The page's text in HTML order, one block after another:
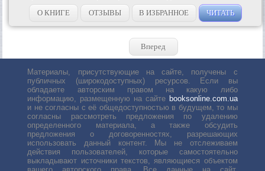
О КНИГЕ
ОТЗЫВЫ В ИЗБРАННОЕ ЧИТАТЬ
Вперед
Материалы, присутствующие на сайте, получены с
публичных (широкодоступных) ресурсов. Если вы
обладаете авторским правом на какую либо
информацию, размещенную на сайте booksonline.com.ua
и не согласны с её общедоступностью в будущем, то мы
согласны рассмотреть предложения по удалению
определенного материала, а также обсудить
предложения о договоренностях, разрешающих
использовать данный контент. Мы не отслеживаем
действия пользователей, которые самостоятельно
выкладывают источники текстов, являющиеся объектом